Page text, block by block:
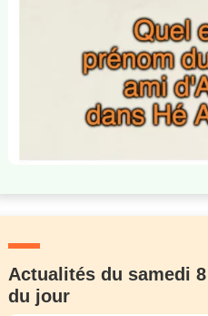
Actualités du samedi
du jour